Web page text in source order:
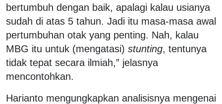
bertumbuh dengan baik, apalagi kalau usianya
sudah di atas 5 tahun. Jadi itu masa-masa awal
pertumbuhan otak yang penting. Nah, kalau
MBG itu untuk (mengatasi) stunting, tentunya
tidak tepat secara ilmiah,” jelasnya
mencontohkan.
Harianto mengungkapkan analisisnya mengenai